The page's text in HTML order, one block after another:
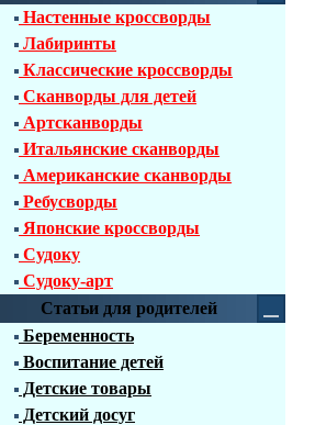
Настенные кроссворды
Лабиринты
Классические кроссворды
Сканворды для детей
Артсканворды
Итальянские сканворды
Американские сканворды
Ребусворды
Японские кроссворды
Судоку
Судоку-арт
Статьи для родителей
Беременность
Воспитание детей
Детские товары
Детский досуг